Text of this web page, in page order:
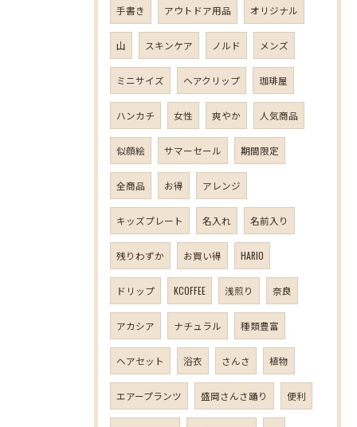
手書き アウトドア用品 オリジナル
山 スキンケア ノルド メンズ
ミニサイズ ヘアクリップ 珈琲屋
ハンカチ 女性 爽やか 人気商品
似顔絵 サマーセール 期間限定
全商品 お得 アレンジ
キッズプレート 名入れ 名前入り
残りわずか お買い得 HARIO
ドリップ KCOFFEE 浅煎り 奈良
アカシア ナチュラル 種類豊富
ヘアセット 浴衣 さんさ 植物
エアープランツ 盛岡さんさ踊り 便利